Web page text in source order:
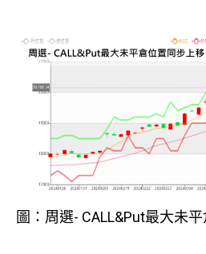
圖：周選- CALL&Put最大未